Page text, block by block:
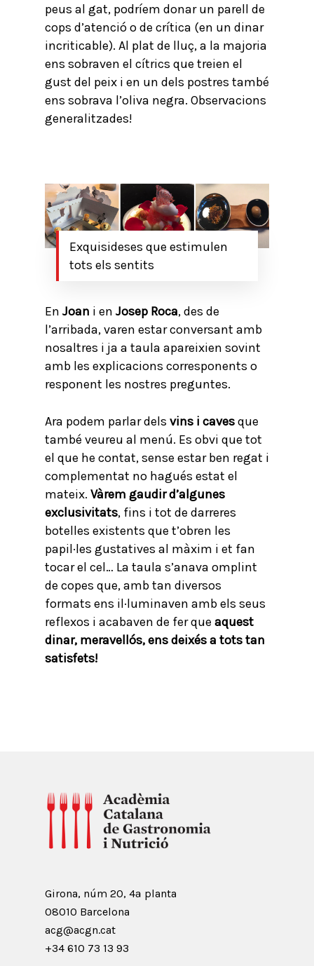
peus al gat, podríem donar un parell de
cops d’atenció o de crítica (en un dinar
incriticable). Al plat de lluç, a la majoria
ens sobraven el cítrics que treien el
gust del peix i en un dels postres també
ens sobrava l’oliva negra. Observacions
generalitzades!
Exquisideses que estimulen
tots els sentits
En Joan i en Josep Roca, des de
l’arribada, varen estar conversant amb
nosaltres i ja a taula apareixien sovint
amb les explicacions corresponents o
responent les nostres preguntes.
Ara podem parlar dels vins i cavesque
també veureu al menú. Es obvi que tot
el que he contat, sense estar ben regat i
complementat no hagués estat el
mateix. Vàrem gaudir d’algunes
exclusivitats, fins i tot de darreres
botelles existents que t’obren les
papil·les gustatives al màxim i et fan
tocar el cel… La taula s’anava omplint
de copes que, amb tan diversos
formats ens il·luminaven amb els seus
reflexos i acabaven de fer que aquest
dinar, meravellós, ens deixés a tots tan
satisfets!
Girona, núm 20, 4ª planta
08010 Barcelona
acg@acgn.cat
+34 610 73 13 93